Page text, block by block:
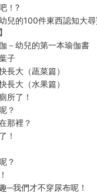
！?
兒的100件東西認知大
－幼兒的第一本瑜伽書
子
長大（蔬菜篇）
長大（水果篇）
所了！
？
那裡？
！
？
─我們才不穿尿布呢！